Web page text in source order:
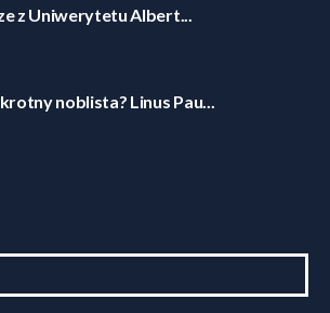
z Uniwerytetu Albert...
noblista? Linus Pau...